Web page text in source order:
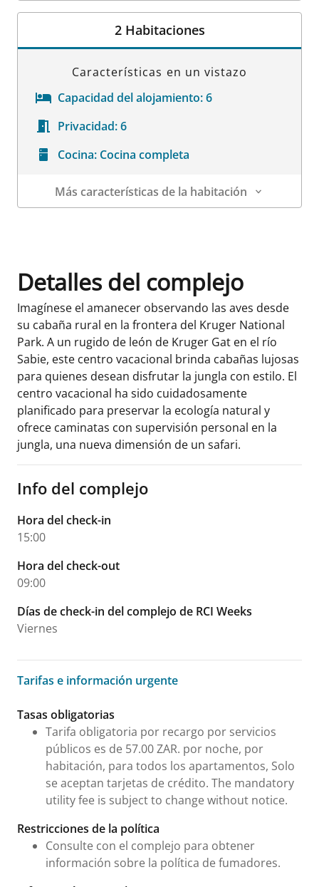
Datos de la habitación
2 Habitaciones
Características en un vistazo
Capacidad del alojamiento:6
Privacidad:6
Cocina: Cocina completa
Más características de la habitación
Detalles del complejo
Imagínese el amanecer observando las aves desde
su cabaña rural en la frontera del Kruger National
Park. A un rugido de león de Kruger Gat en el río
Sabie, este centro vacacional brinda cabañas lujosas
para quienes desean disfrutar la jungla con estilo. El
centro vacacional ha sido cuidadosamente
planificado para preservar la ecología natural y
ofrece caminatas con supervisión personal en la
jungla, una nueva dimensión de un safari.
Info del complejo
Hora del check-in
15:00
Hora del check-out
09:00
Días de check-in del complejo de RCI Weeks
Viernes
Tarifas e información urgente
Tarifas e información urgente
Tasas obligatorias
Tarifa obligatoria por recargo por servicios
públicos es de 57.00 ZAR. por noche, por
habitación, para todos los apartamentos, Solo
se aceptan tarjetas de crédito. The mandatory
utility fee is subject to change without notice.
Restricciones de la política
Consulte con el complejo para obtener
información sobre la política de fumadores.